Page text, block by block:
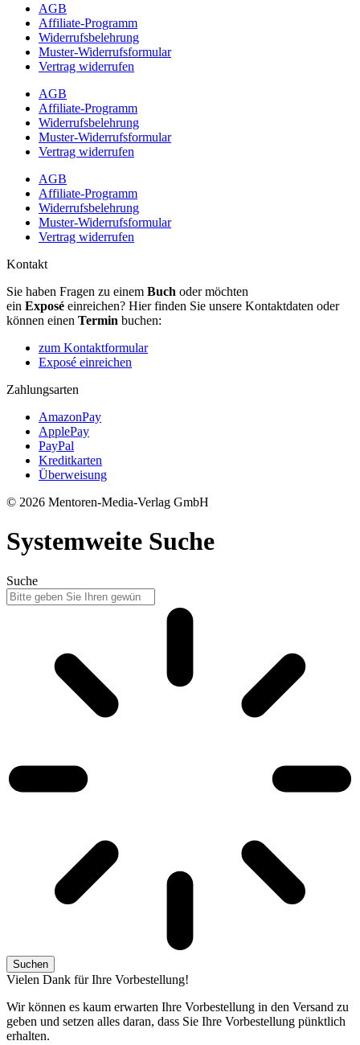
AGB
Affiliate-Programm
Widerrufsbelehrung
Muster-Widerrufsformular
Vertrag widerrufen
AGB
Affiliate-Programm
Widerrufsbelehrung
Muster-Widerrufsformular
Vertrag widerrufen
AGB
Affiliate-Programm
Widerrufsbelehrung
Muster-Widerrufsformular
Vertrag widerrufen
Kontakt
Sie haben Fragen zu einem Buch oder möchten
ein Exposé einreichen? Hier finden Sie unsere Kontaktdaten oder
können einen Termin buchen:
zum Kontaktformular
Exposé einreichen
Zahlungsarten
AmazonPay
ApplePay
PayPal
Kreditkarten
Überweisung
© 2026 Mentoren-Media-Verlag GmbH
Systemweite Suche
Suche
Suchen
Vielen Dank für Ihre Vorbestellung!
Wir können es kaum erwarten Ihre Vorbestellung in den Versand zu
geben und setzen alles daran, dass Sie Ihre Vorbestellung pünktlich
erhalten.